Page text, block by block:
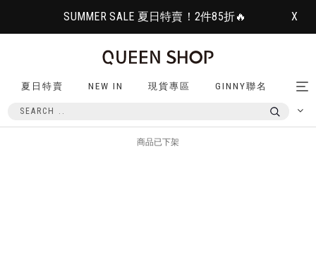
SUMMER SALE 夏日特賣！2件85折🔥 X
夏日特賣 NEW IN 現貨專區 GINNY聯名
商品已下架